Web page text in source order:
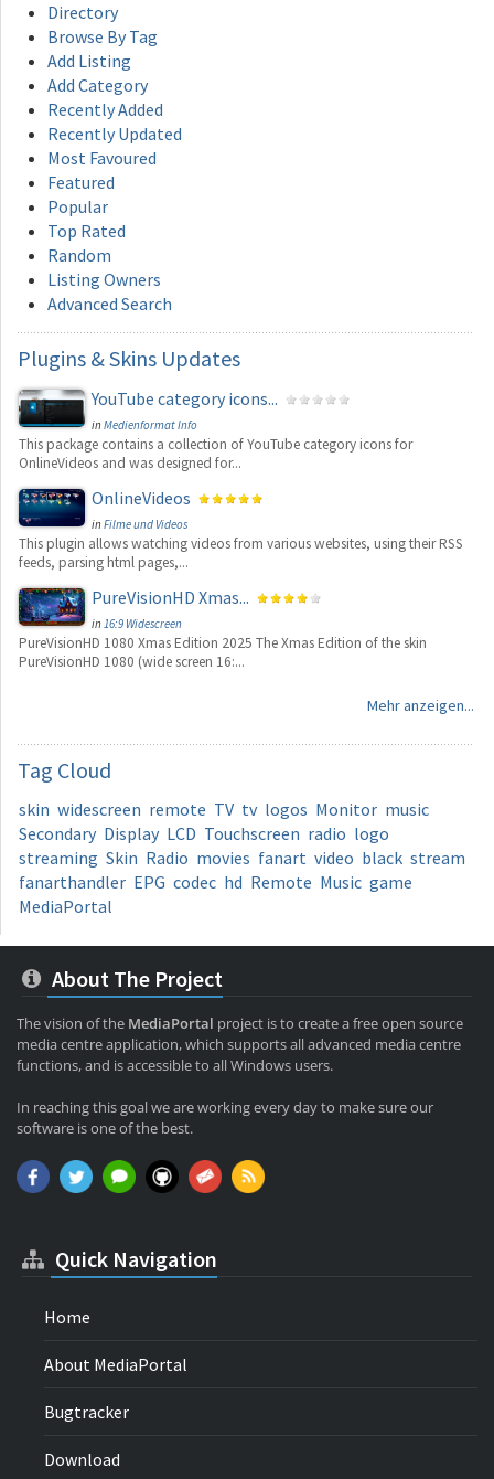
Directory
Browse By Tag
Add Listing
Add Category
Recently Added
Recently Updated
Most Favoured
Featured
Popular
Top Rated
Random
Listing Owners
Advanced Search
Plugins & Skins Updates
YouTube category icons...
inMedienformat Info
This package contains a collection of YouTube category icons for
OnlineVideos and was designed for...
OnlineVideos
inFilme und Videos
This plugin allows watching videos from various websites, using their RSS
feeds, parsing html pages,...
PureVisionHD Xmas...
in16:9 Widescreen
PureVisionHD 1080 Xmas Edition 2025 The Xmas Edition of the skin
PureVisionHD 1080 (wide screen 16:...
Mehr anzeigen...
Tag Cloud
skin widescreen remote TV tv logos Monitor music
Secondary Display LCD Touchscreen radio logo
streaming Skin Radio movies fanart video black stream
fanarthandler EPG codec hd Remote Music game
MediaPortal
About The Project
The vision of the MediaPortal project is to create a free open source
media centre application, which supports all advanced media centre
functions, and is accessible to all Windows users.
In reaching this goal we are working every day to make sure our
software is one of the best.
Quick Navigation
Home
About MediaPortal
Bugtracker
Download